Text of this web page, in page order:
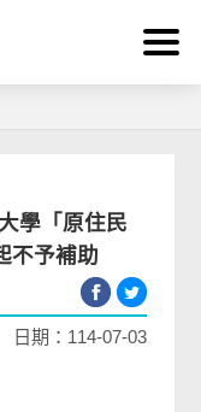
學「原住民
不予補助
日期：114-07-03